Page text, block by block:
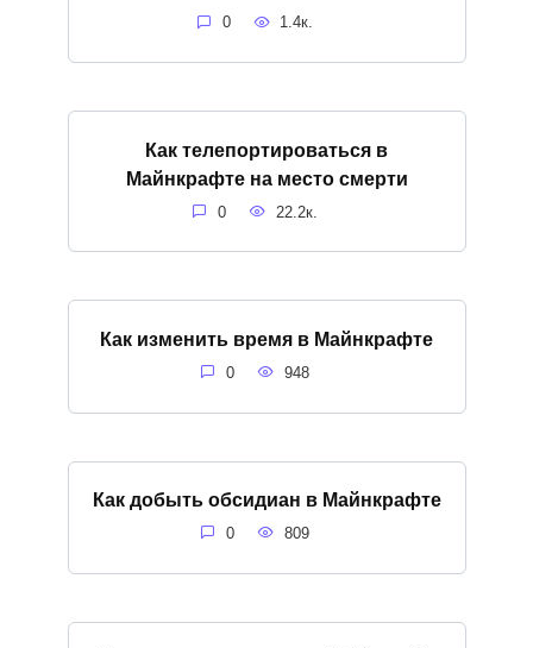
0 1.4к.
Как телепортироваться в
Майнкрафте на место смерти
0 22.2к.
Как изменить время в Майнкрафте
0 948
Как добыть обсидиан в Майнкрафте
0 809